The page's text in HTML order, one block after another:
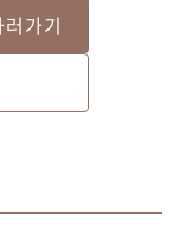
고 먹기 좋게 잘라주
가기